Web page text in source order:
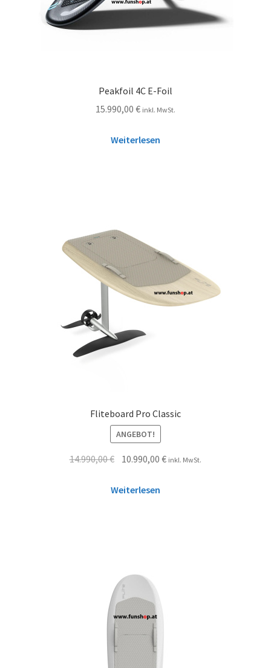
Peakfoil 4C E-Foil
15.990,00 € inkl. MwSt.
Weiterlesen
Fliteboard Pro Classic
ANGEBOT!
14.990,00€ 10.990,00€ inkl. MwSt.
Weiterlesen